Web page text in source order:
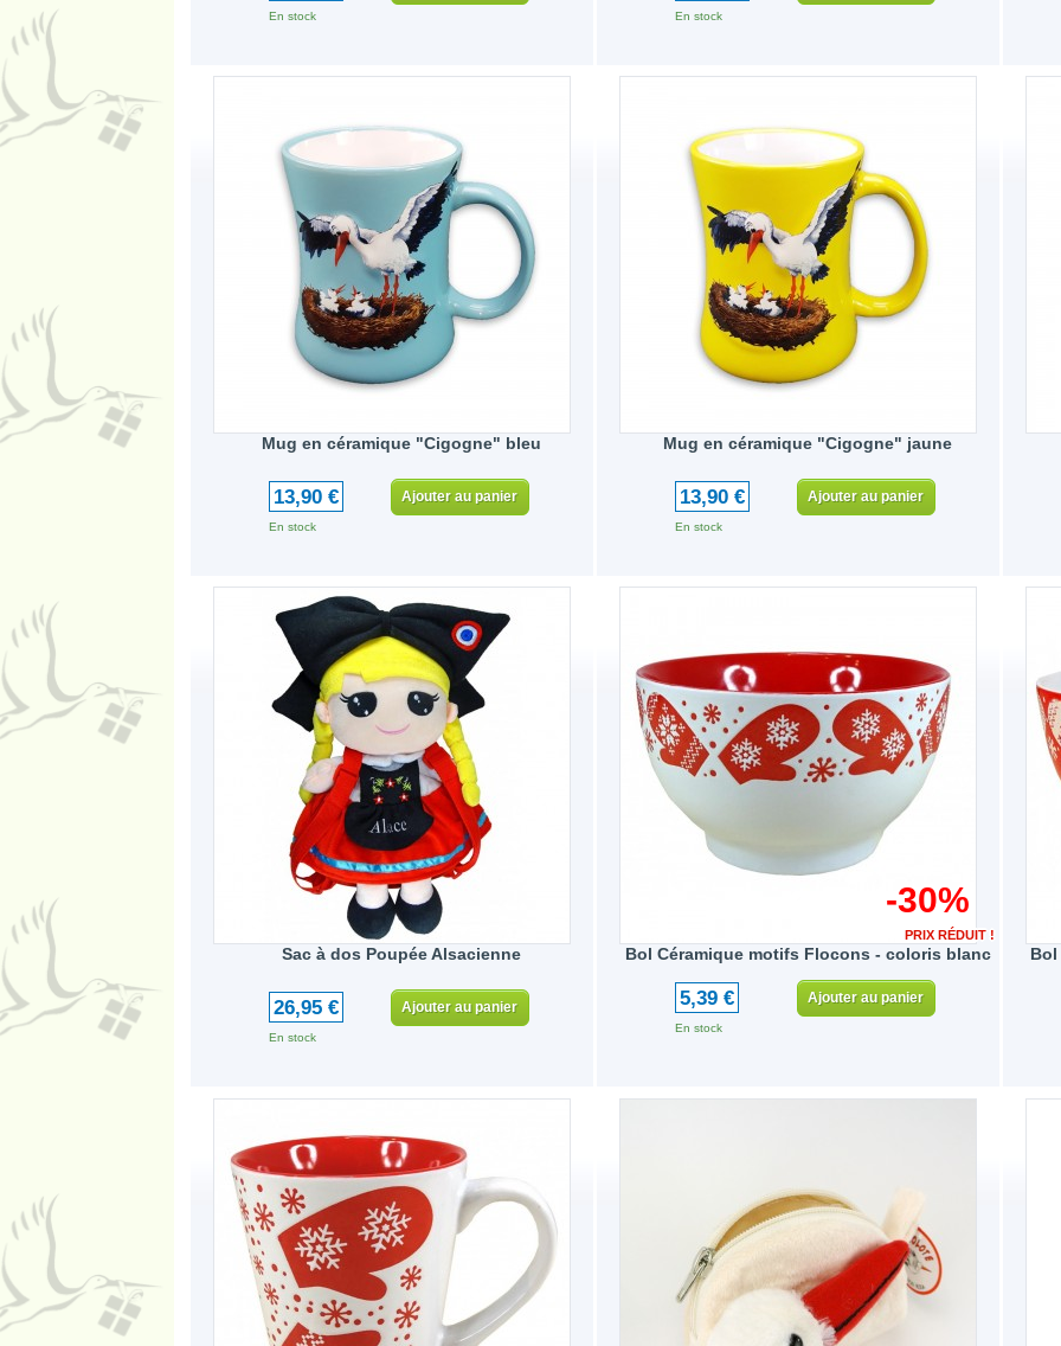
En stock En stock
Mug en céramique "Cigogne" bleu
13,90 €
En stock
Ajouter au panier
Mug en céramique "Cigogne" jaune
13,90 €
En stock
Ajouter au panier
Sac à dos Poupée Alsacienne
26,95 €
En stock
Ajouter au panier
Bol Céramique motifs Flocons - coloris blanc
PRIX RÉDUIT !
-30%
5,39 €
En stock
Ajouter au panier